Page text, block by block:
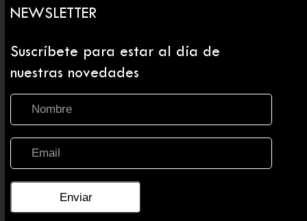
NEWSLETTER
Suscríbete para estar al día de
nuestras novedades